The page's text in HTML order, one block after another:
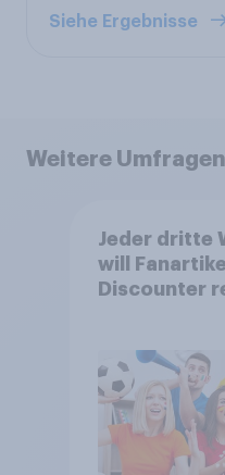
Siehe Ergebnisse
Weitere
Jeder dritte
will
Discounter